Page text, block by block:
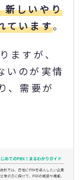
新しいやり
ています。
ますが、
いのが実情
、需要が